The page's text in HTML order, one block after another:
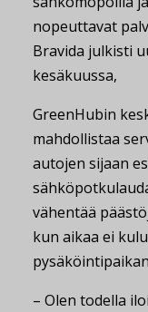
nopeuttavat
Bravida julkisti
kesäkuussa,
GreenHubin
mahdollistaa
autojen sijaan
vähentää
kun aikaa ei
– Olen todella